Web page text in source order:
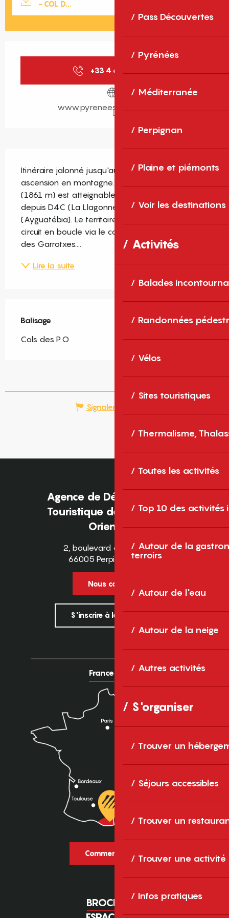
Pass Découvertes
Pyrénées
Méditerranée
Perpignan
Plaine et piémonts
Voir les destinations
Activités
Balades
Randonnées
Vélos
Sites touristiques
Thermalisme,
Toutes les activités
Top 10 des activités
Autour de la
terroirs
Autour de l'eau
Autour de la neige
Autres activités
S'organiser
Trouver un
Séjours accessibles
Trouver un
Trouver une activité
Infos pratiques
- COL D...
+33 4 68 30 59
www.pyrenees-catalanes.net
Itinéraire jalonné jusqu'au Col de la Llose. Bel
ascension en montagne. Le Col de la Llose
(1861 m) est atteignable sur deux versants
depuis D4C (La Llagonne) et depuis D4C pr 2
(Ayguatébia). Le territoire propose également un
circuit en boucle via le col de la Llose, la boucle
des Garrotxes....
Lire la suite
Balisage
Cols des P.O
Signaler une erreur
Agence de Développement
Touristique des Pyrénées-
Orientales
2, boulevard des Pyrénées
66005 Perpignan Cedex
Nous contacter
S'inscrire à la newsletter
France Europe
Comment venir ?
BROCHURES